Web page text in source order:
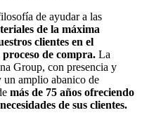
de ayudar a las
de la máxima
clientes en el
de compra. La
Group, con presencia y
un amplio abanico de
más de 75 años ofreciendo
de sus clientes.